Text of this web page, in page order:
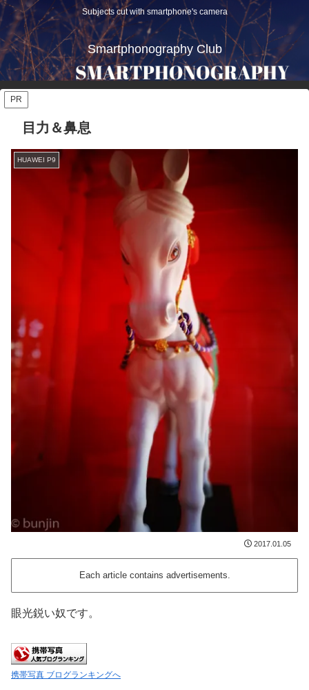
Subjects cut with smartphone's camera
Smartphonography Club
PR
目力＆鼻息
HUAWEI P9
2017.01.05
Each article contains advertisements.
眼光鋭い奴です。
携帯写真 ブログランキングへ